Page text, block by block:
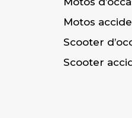
Motos
Scooter
Scooter